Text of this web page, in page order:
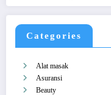
Categories
Alat masak
Asuransi
Beauty